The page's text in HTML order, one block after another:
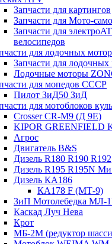
Запчасти для картингов
Запчасти для Мото-
Запчасти для
велосипедов
для лодочных
Запчасти для
Лодочные моторы
для мопедов СССР
Пилот ЗиД50 ЗиД
для мотоблоков
Crosser CR-M9 (Д 9Е)
KIPOR GREENFIELD
Агрос
Двигатель B&S
Дизель R180 R190 R192
Дизель R195 R195N
Дизель КА186
КА178 F (МТ-9)
ЗиП Мотолебедка МЛ-
Каскад Луч Нева
Крот
МБ-2М (редуктор